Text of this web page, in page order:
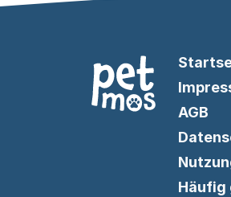
AGB
Häufig